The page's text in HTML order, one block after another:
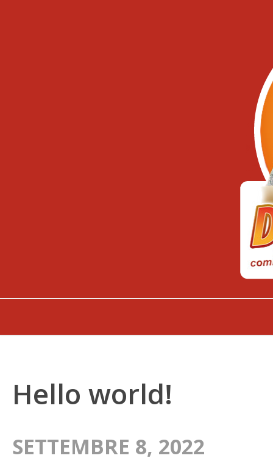
Hello world!
SETTEMBRE 8, 2022